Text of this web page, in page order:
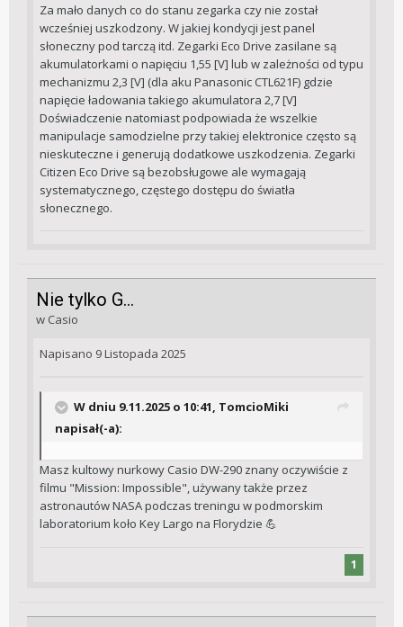
Za mało danych co do stanu zegarka czy nie został
wcześniej uszkodzony. W jakiej kondycji jest panel
słoneczny pod tarczą itd. Zegarki Eco Drive zasilane są
akumulatorkami o napięciu 1,55 [V] lub w zależności od typu
mechanizmu 2,3 [V] (dla aku Panasonic CTL621F) gdzie
napięcie ładowania takiego akumulatora 2,7 [V]
Doświadczenie natomiast podpowiada że wszelkie
manipulacje samodzielne przy takiej elektronice często są
nieskuteczne i generują dodatkowe uszkodzenia. Zegarki
Citizen Eco Drive są bezobsługowe ale wymagają
systematycznego, częstego dostępu do światła
słonecznego.
Nie tylko G...
w Casio
Napisano 9 Listopada 2025
W dniu 9.11.2025 o 10:41, TomcioMiki
napisał(-a):
Masz kultowy nurkowy Casio DW-290 znany oczywiście z
filmu "Mission: Impossible", używany także przez
astronautów NASA podczas treningu w podmorskim
laboratorium koło Key Largo na Florydzie 💪
1